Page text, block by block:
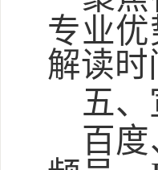
专业
解读时
五、
百